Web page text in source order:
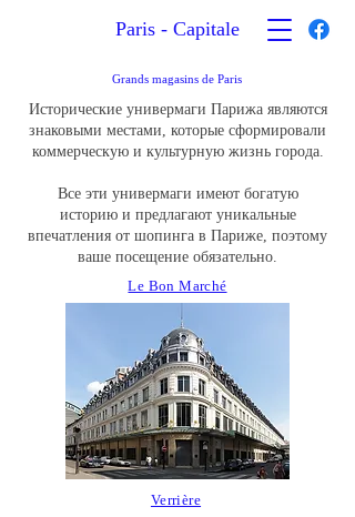
Paris - Capitale
Grands magasins de Paris
Исторические универмаги Парижа являются
знаковыми местами, которые сформировали
коммерческую и культурную жизнь города.
Все эти универмаги имеют богатую
историю и предлагают уникальные
впечатления от шопинга в Париже, поэтому
ваше посещение обязательно.
Le Bon Marché
Verrière